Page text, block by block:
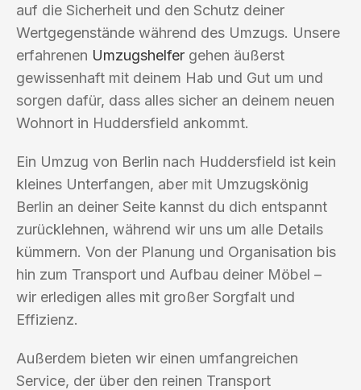
auf die Sicherheit und den Schutz deiner
Wertgegenstände während des Umzugs. Unsere
erfahrenen Umzugshelfer gehen äußerst
gewissenhaft mit deinem Hab und Gut um und
sorgen dafür, dass alles sicher an deinem neuen
Wohnort in Huddersfield ankommt.
Ein Umzug von Berlin nach Huddersfield ist kein
kleines Unterfangen, aber mit Umzugskönig
Berlin an deiner Seite kannst du dich entspannt
zurücklehnen, während wir uns um alle Details
kümmern. Von der Planung und Organisation bis
hin zum Transport und Aufbau deiner Möbel –
wir erledigen alles mit großer Sorgfalt und
Effizienz.
Außerdem bieten wir einen umfangreichen
Service, der über den reinen Transport